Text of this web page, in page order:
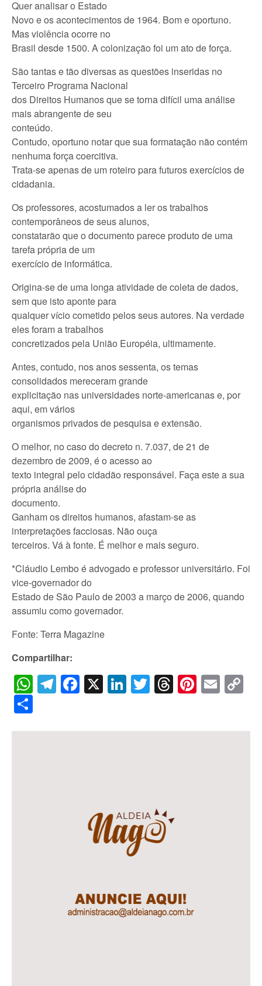
Quer analisar o Estado
Novo e os acontecimentos de 1964. Bom e oportuno.
Mas violência ocorre no
Brasil desde 1500. A colonização foi um ato de força.
São tantas e tão diversas as questões inseridas no
Terceiro Programa Nacional
dos Direitos Humanos que se torna difícil uma análise
mais abrangente de seu
conteúdo.
Contudo, oportuno notar que sua formatação não contém
nenhuma força coercitiva.
Trata-se apenas de um roteiro para futuros exercícios de
cidadania.
Os professores, acostumados a ler os trabalhos
contemporâneos de seus alunos,
constatarão que o documento parece produto de uma
tarefa própria de um
exercício de informática.
Origina-se de uma longa atividade de coleta de dados,
sem que isto aponte para
qualquer vício cometido pelos seus autores. Na verdade
eles foram a trabalhos
concretizados pela União Européia, ultimamente.
Antes, contudo, nos anos sessenta, os temas
consolidados mereceram grande
explicitação nas universidades norte-americanas e, por
aqui, em vários
organismos privados de pesquisa e extensão.
O melhor, no caso do decreto n. 7.037, de 21 de
dezembro de 2009, é o acesso ao
texto integral pelo cidadão responsável. Faça este a sua
própria análise do
documento.
Ganham os direitos humanos, afastam-se as
interpretações facciosas. Não ouça
terceiros. Vá à fonte. É melhor e mais seguro.
*Cláudio Lembo é advogado e professor universitário. Foi
vice-governador do
Estado de São Paulo de 2003 a março de 2006, quando
assumiu como governador.
Fonte: Terra Magazine
Compartilhar:
WhatsApp
Telegram
Facebook
X LinkedIn
Twitter
Threads